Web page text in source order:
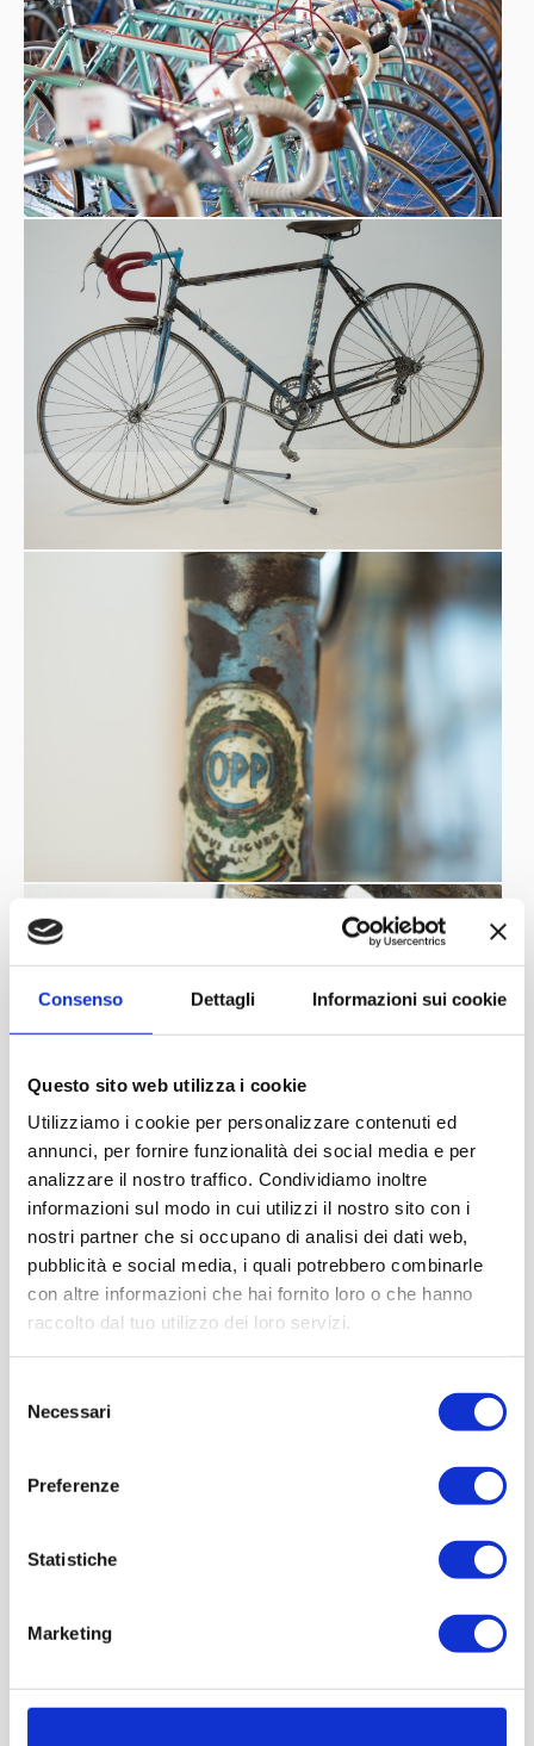
Consenso Dettagli Informazioni sui cookie
Questo sito web utilizza i cookie
Utilizziamo i cookie per personalizzare contenuti ed
annunci, per fornire funzionalità dei social media e per
analizzare il nostro traffico. Condividiamo inoltre
informazioni sul modo in cui utilizzi il nostro sito con i
nostri partner che si occupano di analisi dei dati web,
pubblicità e social media, i quali potrebbero combinarle
con altre informazioni che hai fornito loro o che hanno
raccolto dal tuo utilizzo dei loro servizi.
delNecessari
Preferenze
Statistiche
Marketing